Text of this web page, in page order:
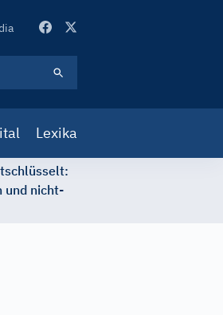
Lexika
und nicht-